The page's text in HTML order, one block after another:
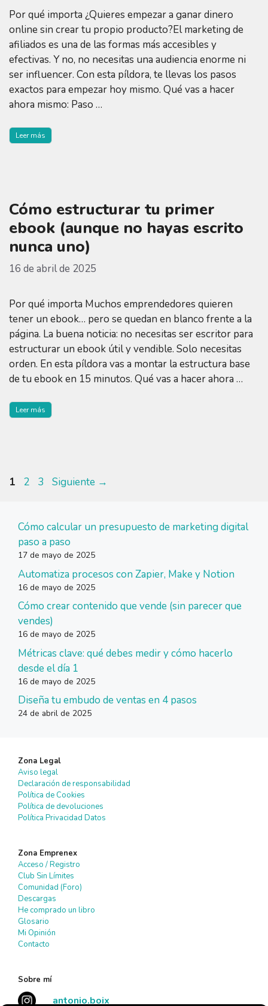
Por qué importa ¿Quieres empezar a ganar dinero
online sin crear tu propio producto?El marketing de
afiliados es una de las formas más accesibles y
efectivas. Y no, no necesitas una audiencia enorme ni
ser influencer. Con esta píldora, te llevas los pasos
exactos para empezar hoy mismo. Qué vas a hacer
ahora mismo: Paso …
Leer más
Cómo estructurar tu primer
ebook (aunque no hayas escrito
nunca uno)
16 de abril de 2025
Por qué importa Muchos emprendedores quieren
tener un ebook… pero se quedan en blanco frente a la
página. La buena noticia: no necesitas ser escritor para
estructurar un ebook útil y vendible. Solo necesitas
orden. En esta píldora vas a montar la estructura base
de tu ebook en 15 minutos. Qué vas a hacer ahora …
Leer más
Página
1 Página
2 Página
3 Siguiente →
Cómo calcular un presupuesto de marketing digital
paso a paso
17 de mayo de 2025
Automatiza procesos con Zapier, Make y Notion
16 de mayo de 2025
Cómo crear contenido que vende (sin parecer que
vendes)
16 de mayo de 2025
Métricas clave: qué debes medir y cómo hacerlo
desde el día 1
16 de mayo de 2025
Diseña tu embudo de ventas en 4 pasos
24 de abril de 2025
Zona Legal
Aviso legal
Declaración de responsabilidad
Política de Cookies
Política de devoluciones
Política Privacidad Datos
Zona Emprenex
Acceso / Registro
Club Sin Límites
Comunidad (Foro)
Descargas
He comprado un libro
Glosario
Mi Opinión
Contacto
Sobre mí
antonio.boix